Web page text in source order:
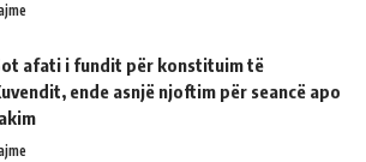
afati i fundit për konstituim të
ende asnjë njoftim për seancë apo